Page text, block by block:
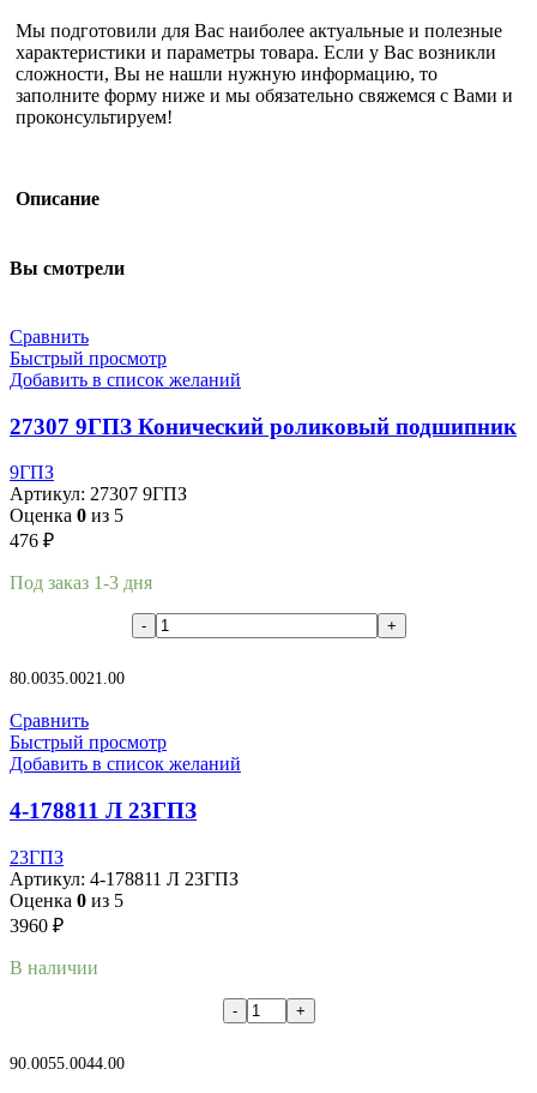
Мы подготовили для Вас наиболее актуальные и полезные
характеристики и параметры товара. Если у Вас возникли
сложности, Вы не нашли нужную информацию, то
заполните форму ниже и мы обязательно свяжемся с Вами и
проконсультируем!
Описание
Вы смотрели
Сравнить
Быстрый просмотр
Добавить в список желаний
27307 9ГПЗ Конический роликовый подшипник
9ГПЗ
Артикул: 27307 9ГПЗ
Оценка 0 из 5
476 ₽
Под заказ 1-3 дня
80.0035.0021.00
Сравнить
Быстрый просмотр
Добавить в список желаний
4-178811 Л 23ГПЗ
23ГПЗ
Артикул: 4-178811 Л 23ГПЗ
Оценка 0 из 5
3960 ₽
В наличии
90.0055.0044.00